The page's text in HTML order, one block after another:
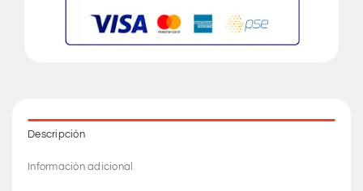
Descripción
Información adicional